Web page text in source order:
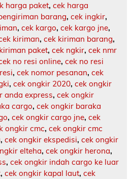
harga paket, cek harga
barang, cek ingkir,
, cek kargo, cek kargo jne,
kiriman, cek kiriman barang,
paket, cek ngkir, cek nmr
no resi online, cek no resi
, cek nomor pesanan, cek
, cek ongkir 2020, cek ongkir
anda express, cek ongkir
cargo, cek ongkir baraka
, cek ongkir cargo jne, cek
ongkir cmc, cek ongkir cmc
, cek ongkir ekspedisi, cek ongkir
elteha, cek ongkir herona,
, cek ongkir indah cargo ke luar
, cek ongkir kapal laut, cek